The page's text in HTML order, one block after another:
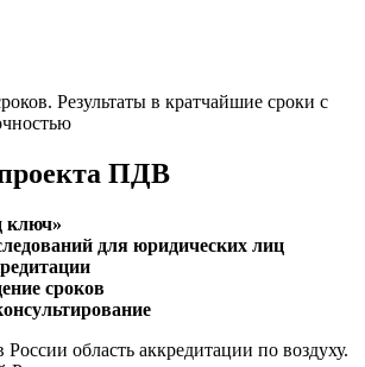
Результаты в кратчайшие сроки с
ПДВ
ключ»
для юридических лиц
сроков
область аккредитации по воздуху.